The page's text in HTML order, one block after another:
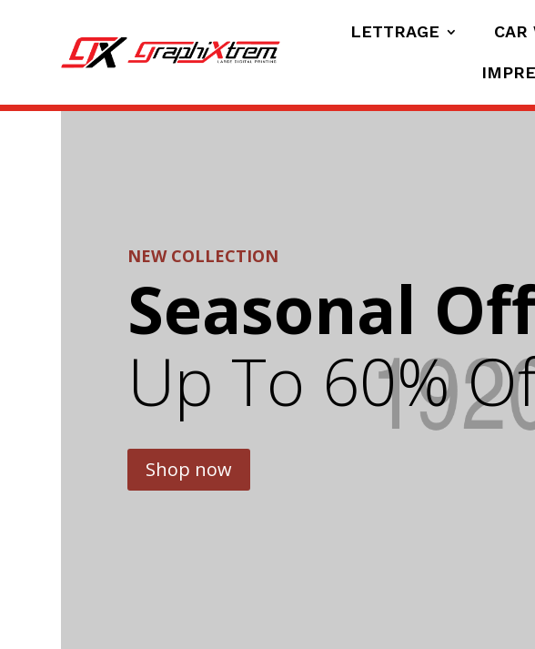
LETTRAGE CAR
NEW COLLECTION
Seasonal
Up To 60%
Shop now